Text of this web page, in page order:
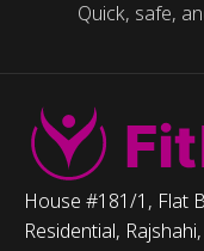
Quick, safe,
House #181/1, Flat
Residential,